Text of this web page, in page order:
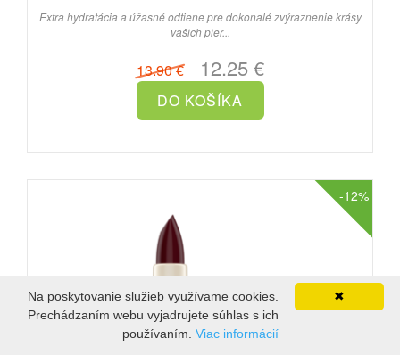
Extra hydratácia a úžasné odtiene pre dokonalé zvýraznenie krásy
vašich pier...
13.90 €12.25 €
-12%
✖
Na poskytovanie služieb využívame cookies.
Prechádzaním webu vyjadrujete súhlas s ich
používaním. Viac informácií